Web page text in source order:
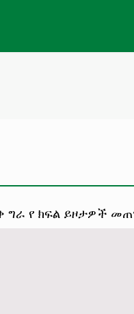
የ ክፍል ይዞታዎች